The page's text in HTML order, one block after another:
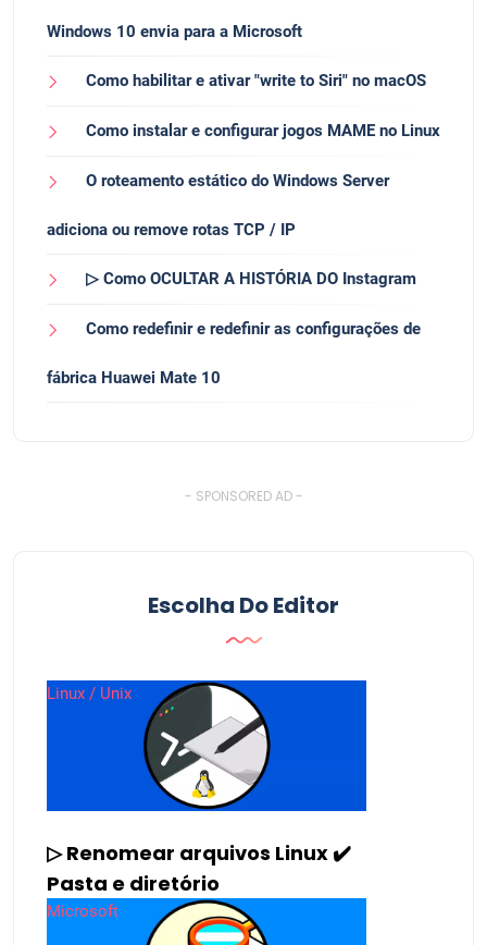
Windows 10 envia para a Microsoft
Como habilitar e ativar "write to Siri" no macOS
Como instalar e configurar jogos MAME no Linux
O roteamento estático do Windows Server
adiciona ou remove rotas TCP / IP
▷ Como OCULTAR A HISTÓRIA DO Instagram
Como redefinir e redefinir as configurações de
fábrica Huawei Mate 10
- SPONSORED AD -
Escolha Do Editor
Linux / Unix
▷ Renomear arquivos Linux ✔️
Pasta e diretório
Microsoft